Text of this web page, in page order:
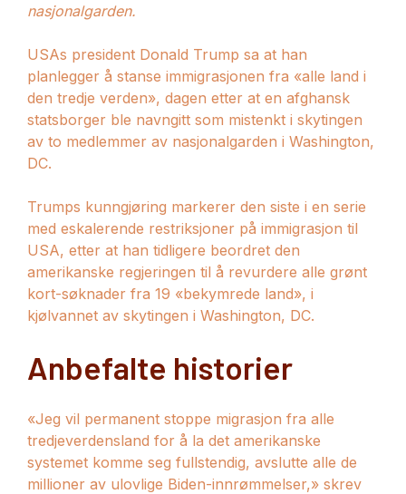
nasjonalgarden.
USAs president Donald Trump sa at han
planlegger å stanse immigrasjonen fra «alle land i
den tredje verden», dagen etter at en afghansk
statsborger ble navngitt som mistenkt i skytingen
av to medlemmer av nasjonalgarden i Washington,
DC.
Trumps kunngjøring markerer den siste i en serie
med eskalerende restriksjoner på immigrasjon til
USA, etter at han tidligere beordret den
amerikanske regjeringen til å revurdere alle grønt
kort-søknader fra 19 «bekymrede land», i
kjølvannet av skytingen i Washington, DC.
Anbefalte historier
liste
med
4
elementer
slutten
av
listen
«Jeg vil permanent stoppe migrasjon fra alle
tredjeverdensland for å la det amerikanske
systemet komme seg fullstendig, avslutte alle de
millioner av ulovlige Biden-innrømmelser,» skrev